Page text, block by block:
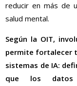
reducir en más de
salud mental.
Según la OIT,
permite fortalecer
sistemas de IA:
que los datos